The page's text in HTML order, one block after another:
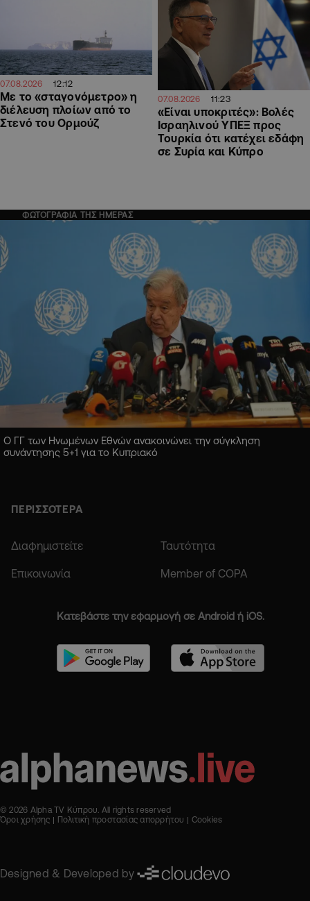
07.08.2026 12:12
Με το «σταγονόμετρο» η
διέλευση πλοίων από το
Στενό του Ορμούζ
07.08.2026 11:23
«Είναι υποκριτές»: Βολές
Ισραηλινού ΥΠΕΞ προς
Τουρκία ότι κατέχει εδάφη
σε Συρία και Κύπρο
ΦΩΤΟΓΡΑΦΙΑ ΤΗΣ ΗΜΕΡΑΣ
Ο ΓΓ των Ηνωμένων Εθνών ανακοινώνει την σύγκληση
συνάντησης 5+1 για το Κυπριακό
ΠΕΡΙΣΣΟΤΕΡΑ
Διαφημιστείτε Ταυτότητα
Επικοινωνία Member of COPA
Κατεβάστε την εφαρμογή σε Android ή iOS.
© 2026 Alpha TV Κύπρου. All rights reserved
Όροι χρήσης
Πολιτική προστασίας απορρήτου Cookies
Designed & Developed by